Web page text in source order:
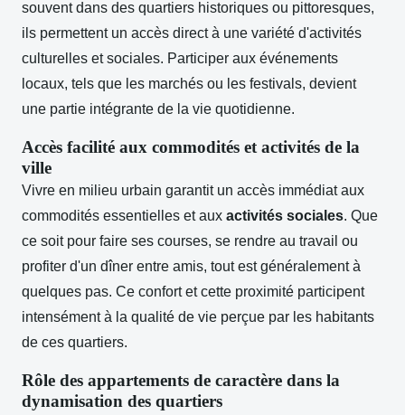
souvent dans des quartiers historiques ou pittoresques,
ils permettent un accès direct à une variété d'activités
culturelles et sociales. Participer aux événements
locaux, tels que les marchés ou les festivals, devient
une partie intégrante de la vie quotidienne.
Accès facilité aux commodités et activités de la
ville
Vivre en milieu urbain garantit un accès immédiat aux
commodités essentielles et aux activités sociales. Que
ce soit pour faire ses courses, se rendre au travail ou
profiter d'un dîner entre amis, tout est généralement à
quelques pas. Ce confort et cette proximité participent
intensément à la qualité de vie perçue par les habitants
de ces quartiers.
Rôle des appartements de caractère dans la
dynamisation des quartiers